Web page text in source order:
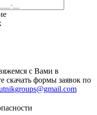
с Вами в
формы заявок по